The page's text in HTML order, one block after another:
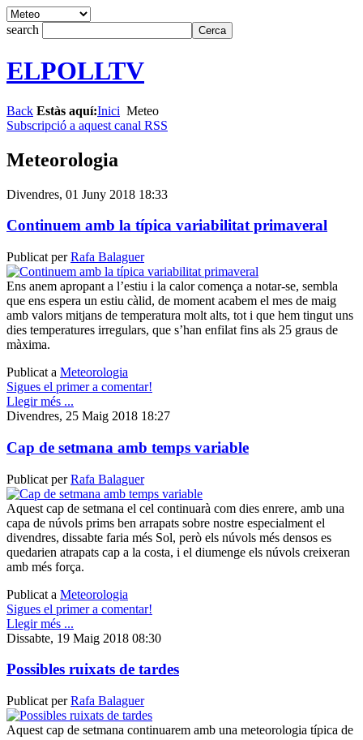
search
ELPOLLTV
Back Estàs aquí:Inici Meteo
Subscripció a aquest canal RSS
Meteorologia
Divendres, 01 Juny 2018 18:33
Continuem amb la típica variabilitat primaveral
Publicat perRafa Balaguer
Ens anem apropant a l’estiu i la calor comença a notar-se, sembla
que ens espera un estiu càlid, de moment acabem el mes de maig
amb valors mitjans de temperatura molt alts, tot i que hem tingut uns
dies temperatures irregulars, que s’han enfilat fins als 25 graus de
màxima.
Publicat a Meteorologia
Sigues el primer a comentar!
Llegir més ...
Divendres, 25 Maig 2018 18:27
Cap de setmana amb temps variable
Publicat perRafa Balaguer
Aquest cap de setmana el cel continuarà com dies enrere, amb una
capa de núvols prims ben arrapats sobre nostre especialment el
divendres, dissabte faria més Sol, però els núvols més densos es
quedarien atrapats cap a la costa, i el diumenge els núvols creixeran
amb més força.
Publicat a Meteorologia
Sigues el primer a comentar!
Llegir més ...
Dissabte, 19 Maig 2018 08:30
Possibles ruixats de tardes
Publicat perRafa Balaguer
Aquest cap de setmana continuarem amb una meteorologia típica de